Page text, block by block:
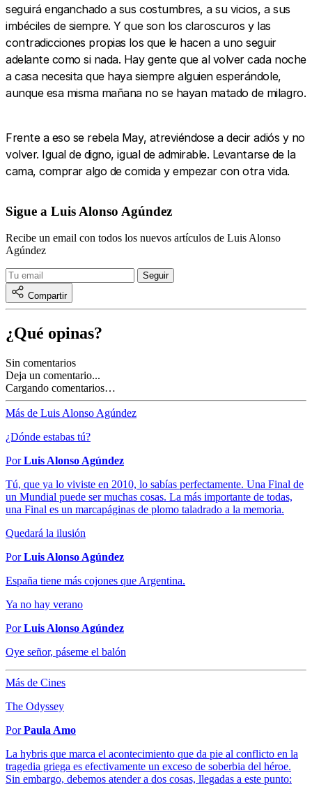
seguirá enganchado a sus costumbres, a su vicios, a sus
imbéciles de siempre. Y que son los claroscuros y las
contradicciones propias los que le hacen a uno seguir
adelante como si nada. Hay gente que al volver cada noche
a casa necesita que haya siempre alguien esperándole,
aunque esa misma mañana no se hayan matado de milagro.
Frente a eso se rebela May, atreviéndose a decir adiós y no
volver. Igual de digno, igual de admirable. Levantarse de la
cama, comprar algo de comida y empezar con otra vida.
Sigue a Luis Alonso Agúndez
Recibe un email con todos los nuevos artículos de Luis Alonso
Agúndez
Compartir
¿Qué opinas?
Sin comentarios
Deja un comentario...
Cargando comentarios…
Más de Luis Alonso Agúndez
¿Dónde estabas tú?
PorLuis Alonso Agúndez
Tú, que ya lo viviste en 2010, lo sabías perfectamente. Una Final de
un Mundial puede ser muchas cosas. La más importante de todas,
una Final es un marcapáginas de plomo taladrado a la memoria.
Quedará la ilusión
PorLuis Alonso Agúndez
España tiene más cojones que Argentina.
Ya no hay verano
PorLuis Alonso Agúndez
Oye señor, páseme el balón
Más de Cines
The Odyssey
PorPaula Amo
La hybris que marca el acontecimiento que da pie al conflicto en la
tragedia griega es efectivamente un exceso de soberbia del héroe.
Sin embargo, debemos atender a dos cosas, llegadas a este punto: